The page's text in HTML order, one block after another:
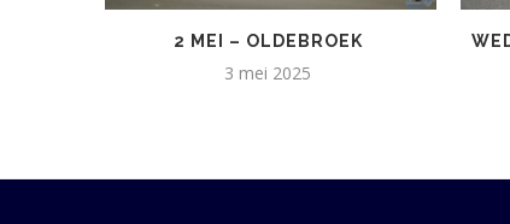
2 MEI – OLDEBROEK
3 mei 2025